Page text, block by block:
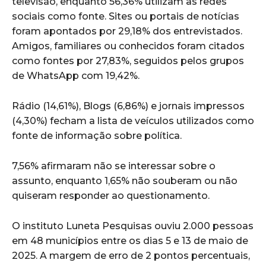
sociais como fonte. Sites ou portais de notícias
foram apontados por 29,18% dos entrevistados.
Amigos, familiares ou conhecidos foram citados
como fontes por 27,83%, seguidos pelos grupos
de WhatsApp com 19,42%.
Rádio (14,61%), Blogs (6,86%) e jornais impressos
(4,30%) fecham a lista de veículos utilizados como
fonte de informação sobre política.
7,56% afirmaram não se interessar sobre o
assunto, enquanto 1,65% não souberam ou não
quiseram responder ao questionamento.
O instituto Luneta Pesquisas ouviu 2.000 pessoas
em 48 municípios entre os dias 5 e 13 de maio de
2025. A margem de erro de 2 pontos percentuais,